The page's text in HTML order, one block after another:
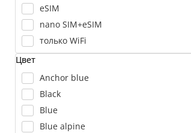
eSIM
nano SIM+eSIM
только WiFi
Цвет
Anchor blue
Black
Blue
Blue alpine